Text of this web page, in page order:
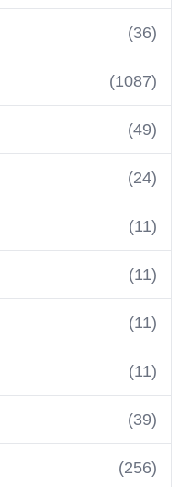
(36)
(1087)
(49)
(24)
(11)
(11)
(11)
(11)
(39)
(256)